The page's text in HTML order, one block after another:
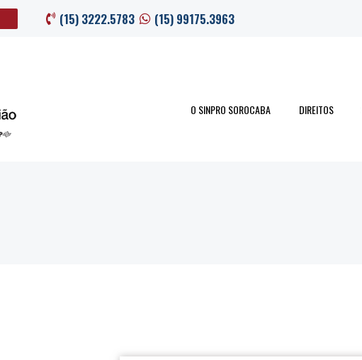
(15) 3222.5783 (15) 99175.3963
O SINPRO SOROCABA DIREITOS